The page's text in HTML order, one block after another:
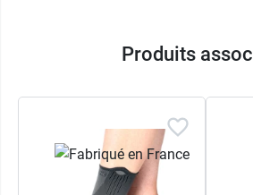
Douleurs chroniques ou
Entorses bénignes de la
Début d'arthrose ou
épanchement articulaire
Caractéristiques :
Effet chauffant et compressif
Produits